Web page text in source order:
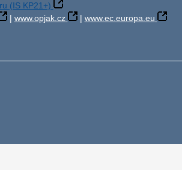
(IS KP21+)
| www.opjak.cz | www.ec.europa.eu